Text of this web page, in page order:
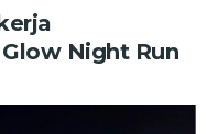
Night Run